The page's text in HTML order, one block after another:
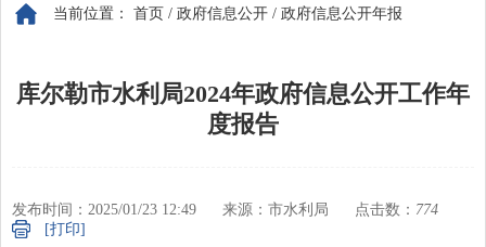
当前位置： 首页 / 政府信息公开 / 政府信息公开年报
库尔勒市水利局2024年政府信息公开工作年
度报告
发布时间：2025/01/23 12:49 来源：市水利局 点击数： 774
[打印]